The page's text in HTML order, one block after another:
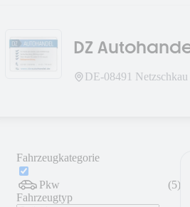
DZ
DE-08491 Netzschkau
Fahrzeugkategorie
Pkw (5)
Fahrzeugtyp